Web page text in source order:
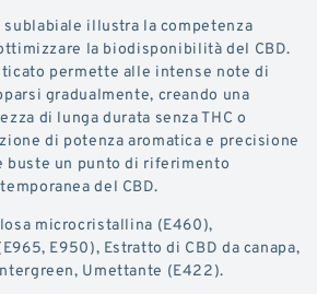
illustra la competenza
la biodisponibilità del CBD.
permette alle intense note di
gradualmente, creando una
di lunga durata senza THC o
di potenza aromatica e precisione
buste un punto di riferimento
del CBD.
microcristallina (E460),
E950), Estratto di CBD da canapa,
Umettante (E422).